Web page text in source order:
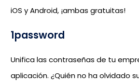
iOS y Android, ¡ambas gratuitas!
1password
Unifica las contraseñas de tu
aplicación. ¿Quién no ha olvidado